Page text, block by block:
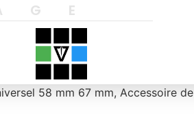
58 mm 67 mm, Accessoire de